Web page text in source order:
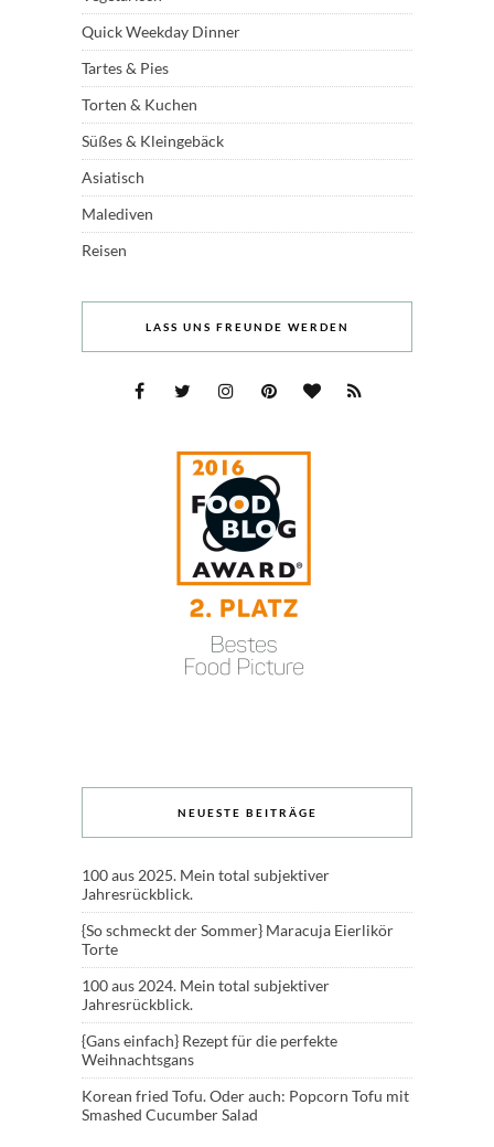
Quick Weekday Dinner
Tartes & Pies
Torten & Kuchen
Süßes & Kleingebäck
Asiatisch
Malediven
Reisen
LASS UNS FREUNDE WERDEN
NEUESTE BEITRÄGE
100 aus 2025. Mein total subjektiver
Jahresrückblick.
{So schmeckt der Sommer} Maracuja Eierlikör
Torte
100 aus 2024. Mein total subjektiver
Jahresrückblick.
{Gans einfach} Rezept für die perfekte
Weihnachtsgans
Korean fried Tofu. Oder auch: Popcorn Tofu mit
Smashed Cucumber Salad